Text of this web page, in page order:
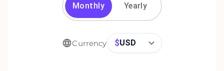
Monthly Yearly
Currency $USD